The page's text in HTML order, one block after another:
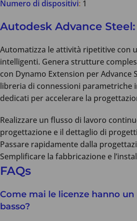
Numero di dispositivi: 1
Autodesk Advance Steel:
Automatizza le attività ripetitive con
intelligenti. Genera strutture
con Dynamo Extension per Advance
libreria di connessioni parametriche
dedicati per accelerare la
Realizzare un flusso di lavoro
progettazione e il dettaglio di
Passare rapidamente dalla
Semplificare la fabbricazione e
FAQs
Come mai le licenze hanno un
basso?